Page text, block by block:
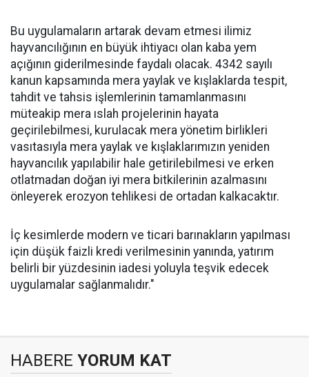
Bu uygulamaların artarak devam etmesi ilimiz
hayvancılığının en büyük ihtiyacı olan kaba yem
açığının giderilmesinde faydalı olacak. 4342 sayılı
kanun kapsamında mera yaylak ve kışlaklarda tespit,
tahdit ve tahsis işlemlerinin tamamlanmasını
müteakip mera ıslah projelerinin hayata
geçirilebilmesi, kurulacak mera yönetim birlikleri
vasıtasıyla mera yaylak ve kışlaklarımızın yeniden
hayvancılık yapılabilir hale getirilebilmesi ve erken
otlatmadan doğan iyi mera bitkilerinin azalmasını
önleyerek erozyon tehlikesi de ortadan kalkacaktır.
İç kesimlerde modern ve ticari barınakların yapılması
için düşük faizli kredi verilmesinin yanında, yatırım
belirli bir yüzdesinin iadesi yoluyla teşvik edecek
uygulamalar sağlanmalıdır."
HABERE YORUM KAT